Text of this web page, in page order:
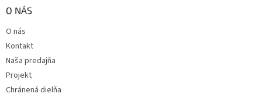
O NÁS
O nás
Kontakt
Naša predajňa
Projekt
Chránená dielňa